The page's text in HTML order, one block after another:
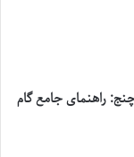
راهنمای جامع گام